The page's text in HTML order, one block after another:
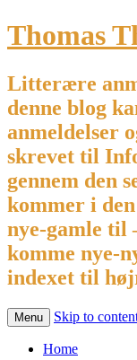
Thomas
Litterære
denne blog
anmeldelser
skrevet til
gennem den
kommer i
nye-gamle til
komme nye-
indexet til
Menu Skip to
Home